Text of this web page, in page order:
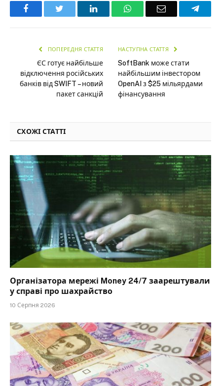
Facebook LinkedInWhatsAppEmail
ПОПЕРЕДНЯ СТАТТЯ
ЄС готує найбільше
відключення російських
банків від SWIFT – новий
пакет санкцій
НАСТУПНА СТАТТЯ
SoftBank може стати
найбільшим інвестором
OpenAI з $25 мільярдами
фінансування
СХОЖІ СТАТТІ
Організатора мережі Money 24/7 заарештували
у справі про шахрайство
10 Серпня 2026